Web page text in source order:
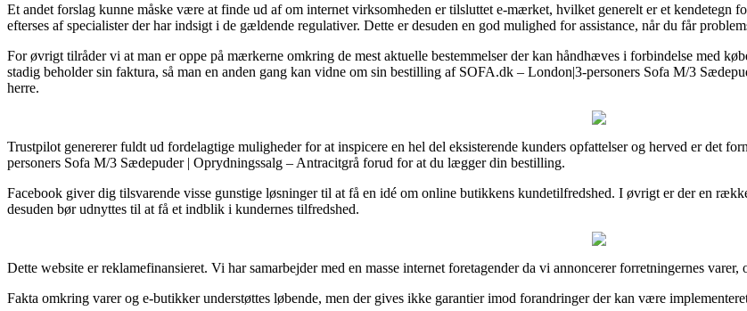
Et andet forslag kunne måske være at finde ud af om internet virksomheden er tilsluttet e-mærket, hvilket generelt er et kendetegn
efterses af specialister der har indsigt i de gældende regulativer. Dette er desuden en god mulighed for assistance, når du får
For øvrigt tilråder vi at man er oppe på mærkerne omkring de mest aktuelle bestemmelser der kan håndhæves i forbindelse med
stadig beholder sin faktura, så man en anden gang kan vidne om sin bestilling af SOFA.dk – London|3-personers Sofa M/3
herre.
Trustpilot genererer fuldt ud fordelagtige muligheder for at inspicere en hel del eksisterende kunders opfattelser og herved er det
personers Sofa M/3 Sædepuder | Oprydningssalg – Antracitgrå forud for at du lægger din bestilling.
Facebook giver dig tilsvarende visse gunstige løsninger til at få en idé om online butikkens kundetilfredshed. I øvrigt er der en
desuden bør udnyttes til at få et indblik i kundernes tilfredshed.
Dette website er reklamefinansieret. Vi har samarbejder med en masse internet foretagender da vi annoncerer forretningernes
Fakta omkring varer og e-butikker understøttes løbende, men der gives ikke garantier imod forandringer der kan være